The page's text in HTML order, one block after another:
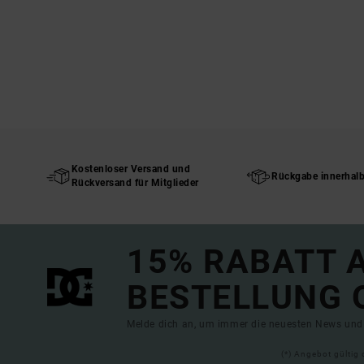
Kostenloser Versand und
Rückversand für Mitglieder
Rückgabe
15% RABATT
BESTELLUNG
Melde dich an, um immer die neuesten News
(*) Angebot gültig